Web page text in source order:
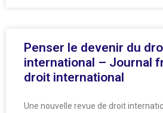
Penser le devenir du
international – Journal
droit international
Une nouvelle revue de droit